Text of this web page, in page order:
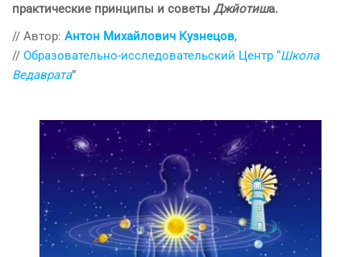
практические принципы и советы Джйотиша.
// Автор: Антон Михайлович Кузнецов,
// Образовательно-исследовательский Центр “Школа
Ведаврата”